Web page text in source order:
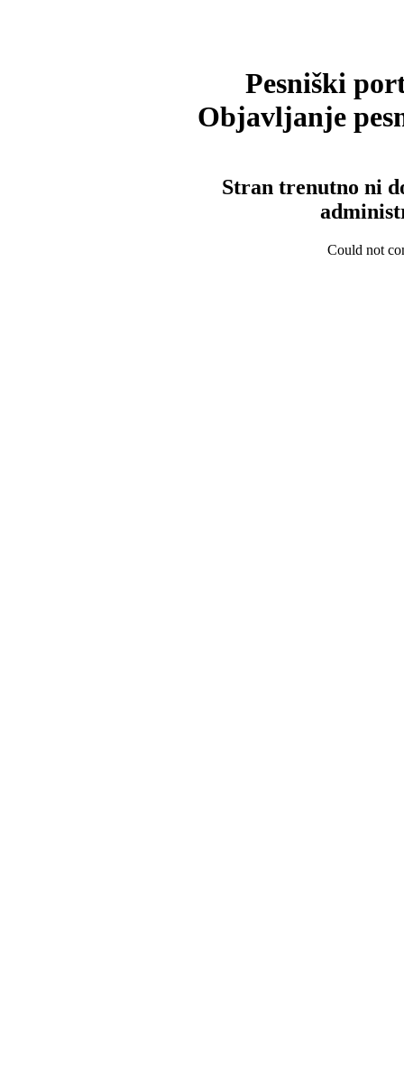
Pesniški
Objavljanje
Stran trenutno ni
Could not